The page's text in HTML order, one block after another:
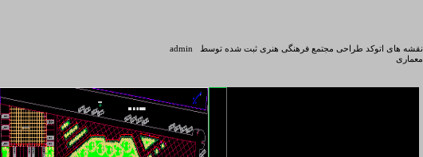
نقشه های اتوکد طراحی مجتمع فرهنگی هنری ثبت شده توسط admin
معماری